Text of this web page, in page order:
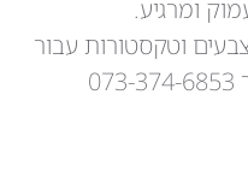
ומרגיע.
וטקסטורות עבור